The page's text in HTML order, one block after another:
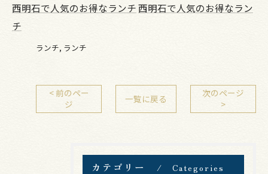
西明石で人気のお得なランチ西明石で人気のお得なラン
チ
ランチ ランチ
< 前のペー
ジ
一覧に戻る
次のページ
>
カテゴリー Categories